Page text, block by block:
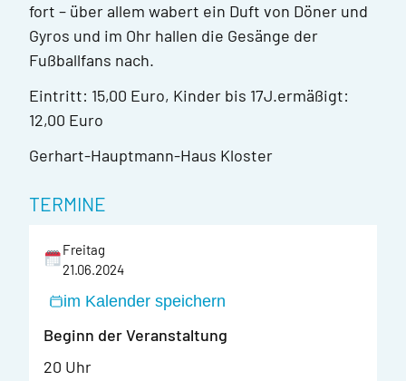
fort – über allem wabert ein Duft von Döner und
Gyros und im Ohr hallen die Gesänge der
Fußballfans nach.
Eintritt: 15,00 Euro, Kinder bis 17J.ermäßigt:
12,00 Euro
Gerhart-Hauptmann-Haus Kloster
TERMINE
Freitag
21.06.2024
im Kalender speichern
Beginn der Veranstaltung
20 Uhr